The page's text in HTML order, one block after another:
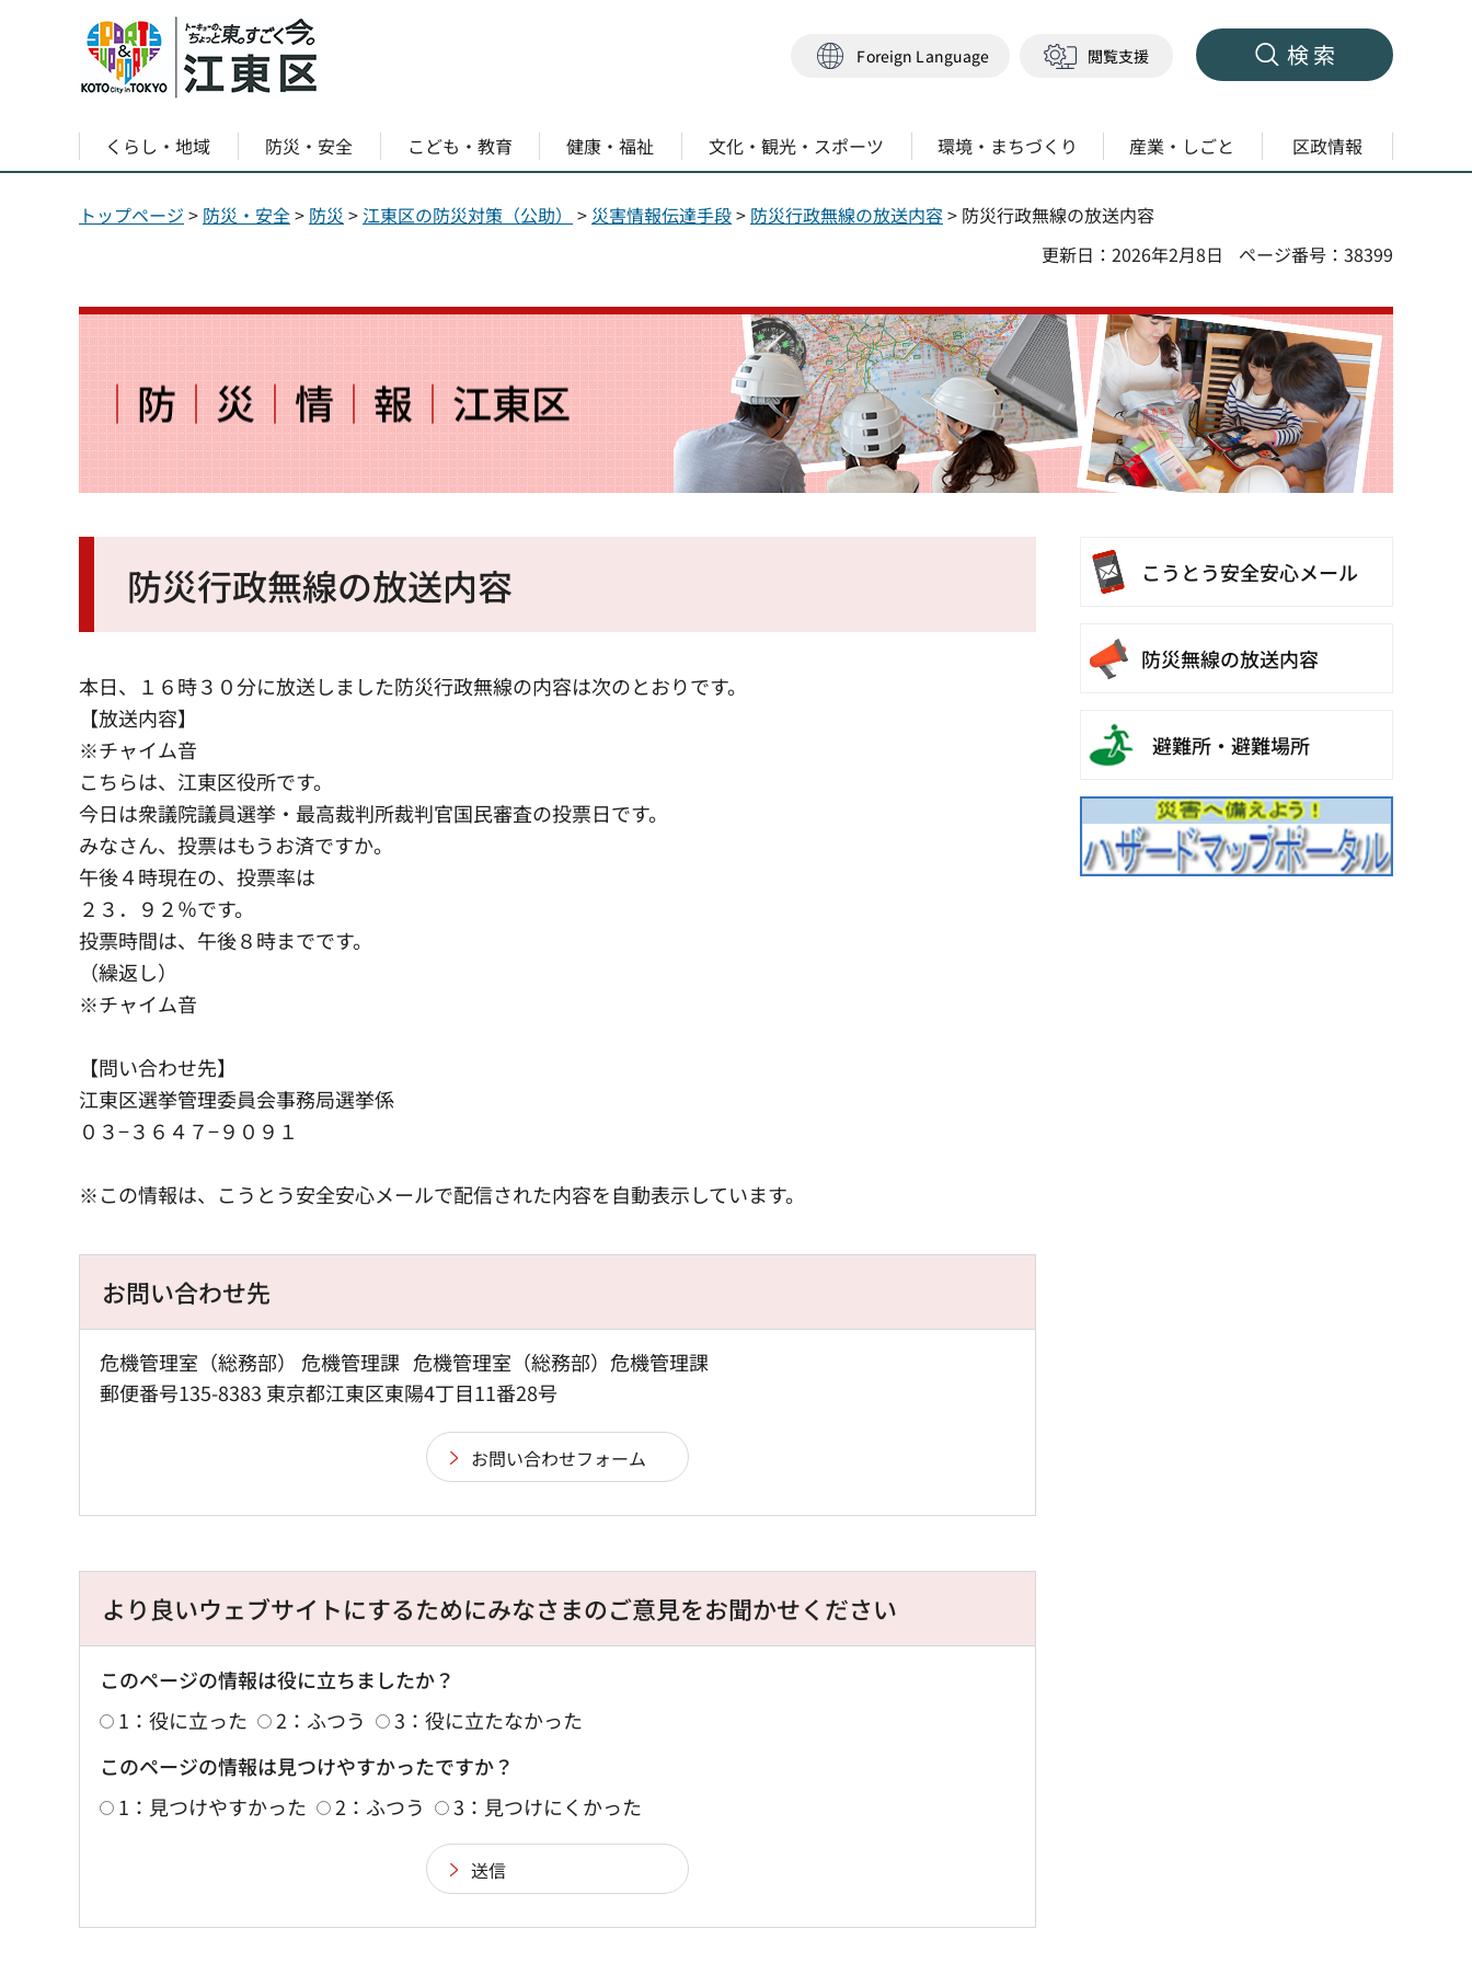
Foreign Language 閲覧支援 検索
くらし・地域 防災・安全 こども・教育 健康・福祉 文化・観光・スポーツ 環境・まちづくり 産業・しごと 区政情報
トップページ > 防災・安全> 防災 > 江東区の防災対策（公助） > 災害情報伝達手段> 防災行政無線の放送内容> 防災行政無線の放送内容
更新日：2026年2月8日
ページ番号：38399
防災行政無線の放送内容
本日、１６時３０分に放送しました防災行政無線の内容は次のとおりです。
【放送内容】
※チャイム音
こちらは、江東区役所です。
今日は衆議院議員選挙・最高裁判所裁判官国民審査の投票日です。
みなさん、投票はもうお済ですか。
午後４時現在の、投票率は
２３．９２％です。
投票時間は、午後８時までです。
（繰返し）
※チャイム音
【問い合わせ先】
江東区選挙管理委員会事務局選挙係
０３−３６４７−９０９１
※この情報は、こうとう安全安心メールで配信された内容を自動表示しています。
お問い合わせ先
危機管理室（総務部） 危機管理課 危機管理室（総務部）危機管理課
郵便番号135-8383 東京都江東区東陽4丁目11番28号
より良いウェブサイトにするためにみなさまのご意見をお聞かせください
このページの情報は役に立ちましたか？
1：役に立った
2：ふつう
3：役に立たなかった
このページの情報は見つけやすかったですか？
1：見つけやすかった
2：ふつう 3：見つけにくかった
こうとう安全安心メール
防災無線の放送内容
避難所・避難場所